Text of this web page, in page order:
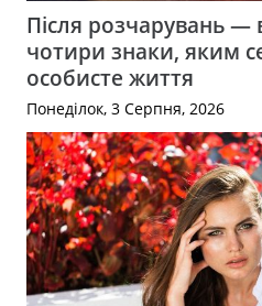
Після розчарувань —
чотири знаки, яким
особисте життя
Понеділок, 3 Серпня, 2026